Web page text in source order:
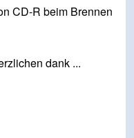
CD-R beim Brennen
dank ...